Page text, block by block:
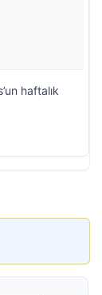
haftalık